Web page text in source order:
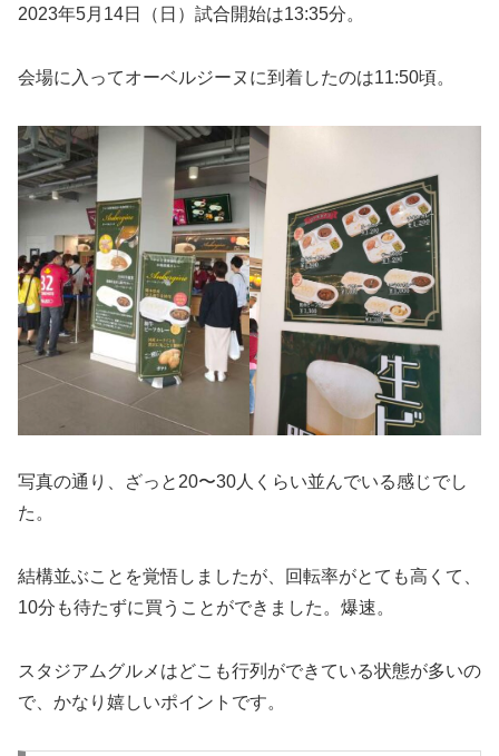
2023年5月14日（日）試合開始は13:35分。
会場に入ってオーベルジーヌに到着したのは11:50頃。
写真の通り、ざっと20〜30人くらい並んでいる感じでし
た。
結構並ぶことを覚悟しましたが、回転率がとても高くて、
10分も待たずに買うことができました。爆速。
スタジアムグルメはどこも行列ができている状態が多いの
で、かなり嬉しいポイントです。